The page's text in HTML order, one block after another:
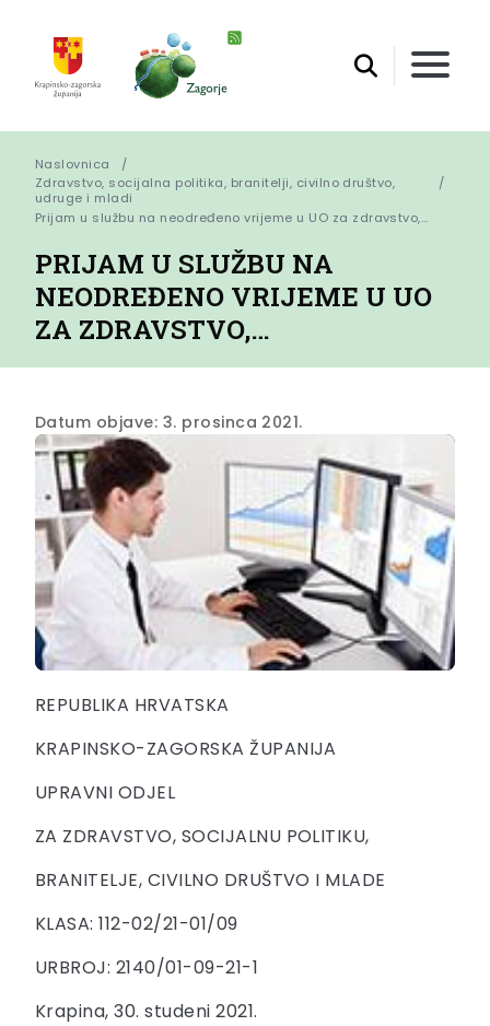
Naslovnica
Zdravstvo, socijalna politika, branitelji, civilno društvo,
udruge i mladi
Prijam u službu na neodređeno vrijeme u UO za zdravstvo,…
PRIJAM U SLUŽBU NA
NEODREĐENO VRIJEME U UO
ZA ZDRAVSTVO,…
Datum objave: 3. prosinca 2021.
REPUBLIKA HRVATSKA
KRAPINSKO-ZAGORSKA ŽUPANIJA
UPRAVNI ODJEL
ZA ZDRAVSTVO, SOCIJALNU POLITIKU,
BRANITELJE, CIVILNO DRUŠTVO I MLADE
KLASA: 112-02/21-01/09
URBROJ: 2140/01-09-21-1
Krapina, 30. studeni 2021.